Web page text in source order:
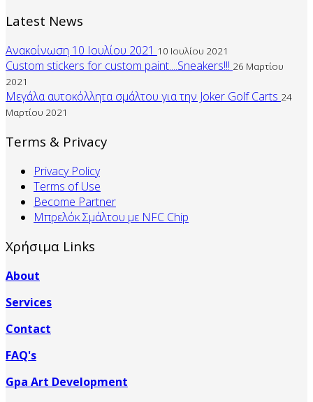
Latest News
Ανακοίνωση 10 Ιουλίου 2021 10 Ιουλίου 2021
Custom stickers for custom paint....Sneakers!!! 26 Μαρτίου
2021
Μεγάλα αυτοκόλλητα σμάλτου για την Joker Golf Carts 24
Μαρτίου 2021
Terms & Privacy
Privacy Policy
Terms of Use
Become Partner
Mπρελόκ Σμάλτου με NFC Chip
Χρήσιμα Links
About
Services
Contact
FAQ's
Gpa Art Development